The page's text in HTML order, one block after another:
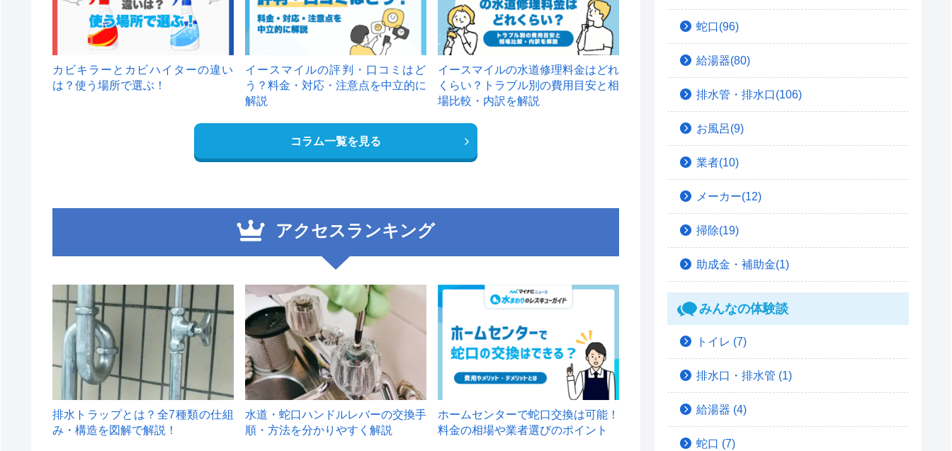
カビキラーとカビハイターの違い
は？使う場所で選ぶ！
イースマイルの評判・口コミはど
う？料金・対応・注意点を中立的に
解説
イースマイルの水道修理料金はどれ
くらい？トラブル別の費用目安と相
場比較・内訳を解説
コラム一覧を見る
アクセスランキング
1
排水トラップとは？全7種類の仕組
み・構造を図解で解説！
2
水道・蛇口ハンドルレバーの交換手
順・方法を分かりやすく解説
ホームセンターで蛇口交換は可能！
料金の相場や業者選びのポイント
蛇口(96)
給湯器(80)
排水管・排水口(106)
お風呂(9)
業者(10)
メーカー(12)
掃除(19)
助成金・補助金(1)
みんなの体験談
トイレ (7)
排水口・排水管 (1)
給湯器 (4)
蛇口 (7)